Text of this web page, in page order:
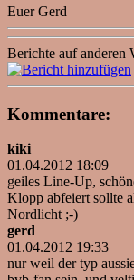
Euer Gerd
Berichte auf anderen
Kommentare:
kiki
01.04.2012 18:09
geiles Line-Up,
Klopp abfeiert sollte
Nordlicht ;-)
gerd
01.04.2012 19:33
nur weil der typ